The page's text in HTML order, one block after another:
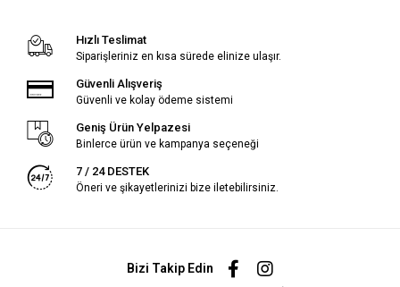
Hızlı Teslimat
Siparişleriniz en kısa sürede elinize ulaşır.
Güvenli Alışveriş
Güvenli ve kolay ödeme sistemi
Geniş Ürün Yelpazesi
Binlerce ürün ve kampanya seçeneği
7 / 24 DESTEK
Öneri ve şikayetlerinizi bize iletebilirsiniz.
Bizi Takip Edin